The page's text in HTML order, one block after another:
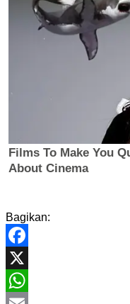
Bagikan:
Facebook
X